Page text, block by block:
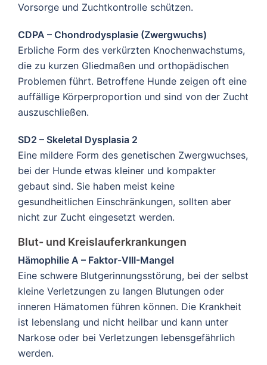
Vorsorge und Zuchtkontrolle schützen.
CDPA – Chondrodysplasie (Zwergwuchs)
Erbliche Form des verkürzten Knochenwachstums,
die zu kurzen Gliedmaßen und orthopädischen
Problemen führt. Betroffene Hunde zeigen oft eine
auffällige Körperproportion und sind von der Zucht
auszuschließen.
SD2 – Skeletal Dysplasia 2
Eine mildere Form des genetischen Zwergwuchses,
bei der Hunde etwas kleiner und kompakter
gebaut sind. Sie haben meist keine
gesundheitlichen Einschränkungen, sollten aber
nicht zur Zucht eingesetzt werden.
Blut- und Kreislauferkrankungen
Hämophilie A – Faktor-VIII-Mangel
Eine schwere Blutgerinnungsstörung, bei der selbst
kleine Verletzungen zu langen Blutungen oder
inneren Hämatomen führen können. Die Krankheit
ist lebenslang und nicht heilbar und kann unter
Narkose oder bei Verletzungen lebensgefährlich
werden.